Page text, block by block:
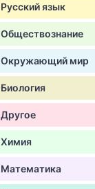
Русский язык
Обществознание
Окружающий мир
Биология
Другое
Химия
Математика